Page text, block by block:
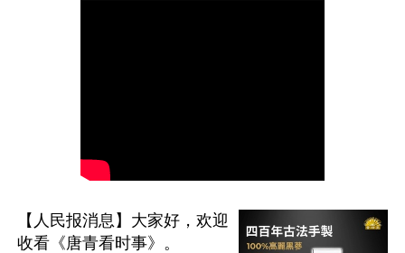
【人民报消息】大家好，欢迎
收看《唐青看时事》。